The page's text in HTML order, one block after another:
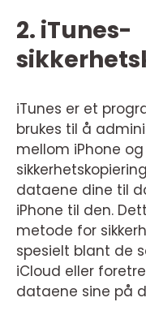
2. iTunes-
iTunes er et
brukes til å
mellom iPhone
dataene dine til
iPhone til den.
metode for
spesielt blant de
iCloud eller
dataene sine på